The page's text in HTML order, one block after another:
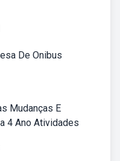
De Onibus
Mudanças E
4 Ano Atividades